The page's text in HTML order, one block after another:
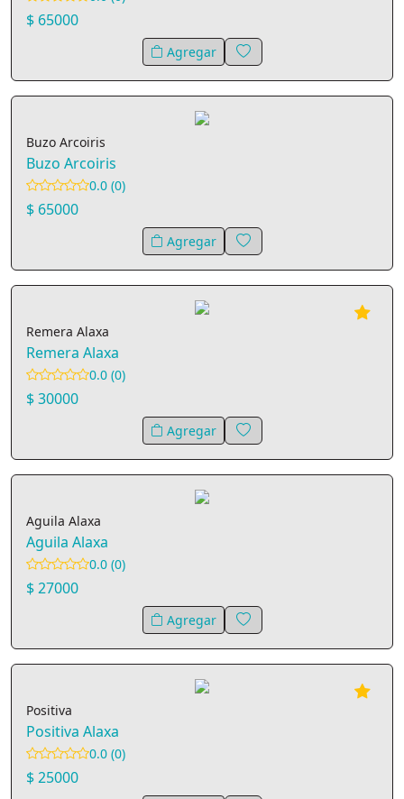
$ 65000
Agregar
Buzo Arcoiris
Buzo Arcoiris
0.0 (0)
$ 65000
Agregar
Remera Alaxa
Remera Alaxa
0.0 (0)
$ 30000
Agregar
Aguila Alaxa
Aguila Alaxa
0.0 (0)
$ 27000
Agregar
Positiva
Positiva Alaxa
0.0 (0)
$ 25000